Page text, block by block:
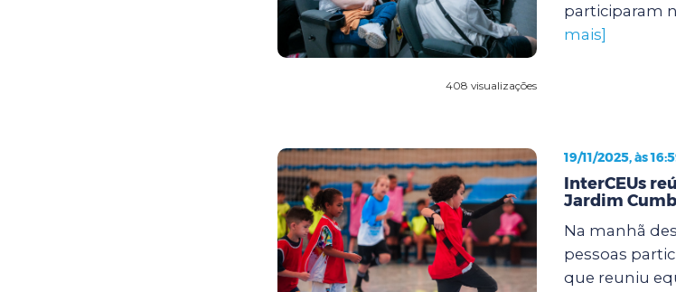
408 visualizações
participaram
mais]
19/11/2025, às
InterCEUs
Jardim
Na manhã
pessoas
que reuniu